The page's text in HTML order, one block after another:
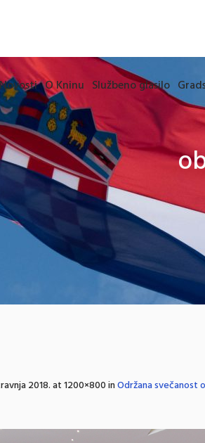
Novosti O Kninu Službeno glasilo
2018.at 1200×800 inOdržana svečanost